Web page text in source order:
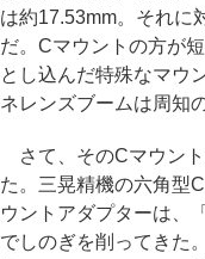
は約17.53mm。それに
だ。Cマウントの方が
とし込んだ特殊なマウ
ネレンズブームは周知
さて、そのCマウン
た。三晃精機の六角型
ウントアダプターは、
でしのぎを削ってきた